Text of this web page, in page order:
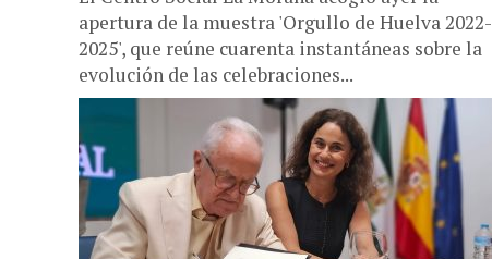
apertura de la muestra 'Orgullo de Huelva 2022-
2025', que reúne cuarenta instantáneas sobre la
evolución de las celebraciones...